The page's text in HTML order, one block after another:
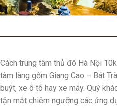
Cách trung tâm thủ đô Hà Nội
tâm làng gốm Giang Cao – Bát
buýt, xe ô tô hay xe máy. Quý
tận mắt chiêm ngưỡng các ứng